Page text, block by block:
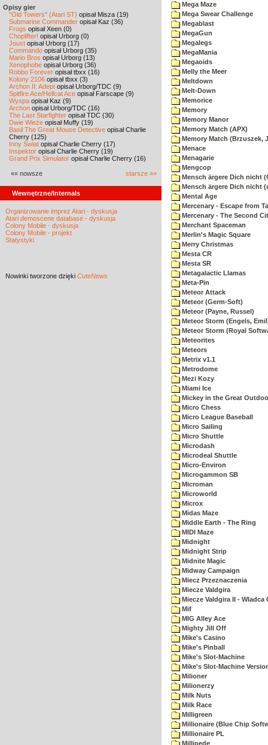
Opisy gier
"Old Towers" (Atari ST) opisał Misza (19)
Submarine Commander opisał Kaz (36)
Frogs opisał Xeen (0)
Choplifter! opisał Urborg (0)
Joust opisał Urborg (17)
Commando opisał Urborg (35)
Mario Bros opisał Urborg (13)
Xenophobe opisał Urborg (36)
Robbo Forever opisał tbxx (16)
Kolony 2106 opisał tbxx (3)
Archon II: Adept opisał Urborg/TDC (9)
Spitfire Ace/Hellcat Ace opisał Farscape (9)
Wyspa opisał Kaz (9)
Archon opisał Urborg/TDC (16)
The Last Starfighter opisał TDC (30)
Dwie Wieże opisał Muffy (19)
Basil The Great Mouse Detective opisał Charlie
Cherry (125)
Inny Świat opisał Charlie Cherry (17)
Inspektor opisał Charlie Cherry (19)
Grand Prix Simulator opisał Charlie Cherry (16)
«« nowsze starsze »»
Wewnętrzne/Internals
Organizowanie imprez Atari - dyskusja
Atari demoscene database - dyskusja
Colony Mobile - dyskusja
Colony Mobile - projekt
Statystyki
Nowinki tworzone dzięki CuteNews
Mega Maze
Mega Swear Challenge
Megablast
MegaGun
Megalegs
MegaMania
Megaoids
Melly the Meer
Meltdown
Melt-Down
Memorice
Memory
Memory Manor
Memory Match (APX)
Memory Match (Brzuszek,
Menace
Menagarie
Mengcop
Mensch ärgere Dich nicht
Mensch ärgere Dich nicht
Mental Age
Mercenary - Escape from
Mercenary - The Second
Merchant Spaceman
Merlin's Magic Square
Merry Christmas
Mesta CR
Mesta SR
Metagalactic Llamas
Meta-Pin
Meteor Attack
Meteor (Germ-Soft)
Meteor (Payne, Russel)
Meteor Storm (Engels,
Meteor Storm (Royal
Meteorites
Meteors
Metrix v1.1
Metrodome
Mezi Kozy
Miami Ice
Mickey in the Great
Micro Chess
Micro League Baseball
Micro Sailing
Micro Shuttle
Microdash
Microdeal Shuttle
Micro-Environ
Microgammon SB
Microman
Microworld
Microx
Midas Maze
Middle Earth - The Ring
MIDI Maze
Midnight
Midnight Strip
Midnite Magic
Midway Campaign
Miecz Przeznaczenia
Miecze Valdgira
Miecze Valdgira II - Wladca
Mif
MIG Alley Ace
Mighty Jill Off
Mike's Casino
Mike's Pinball
Mike's Slot-Machine
Mike's Slot-Machine
Milioner
Milionerzy
Milk Nuts
Milk Race
Milligreen
Millionaire (Blue Chip
Millionaire PL
Millipede